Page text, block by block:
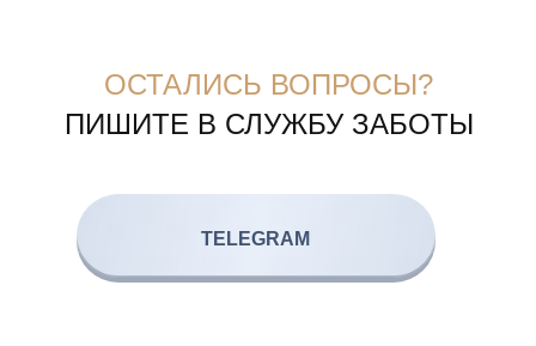
ОСТАЛИСЬ ВОПРОСЫ?
ПИШИТЕ В СЛУЖБУ ЗАБОТЫ
TELEGRAM